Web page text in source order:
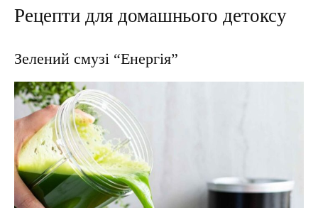
Рецепти для домашнього детоксу
Зелений смузі “Енергія”